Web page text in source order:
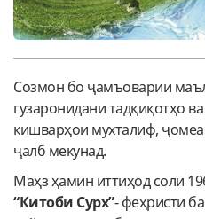
Созмон бо ҷамъоварии
гузаронидани тадқиқотҳо
кишварҳои мухталиф,
ҷалб мекунад.
Маҳз ҳамин иттиҳод соли
“Китоби Сурх”- феҳристи